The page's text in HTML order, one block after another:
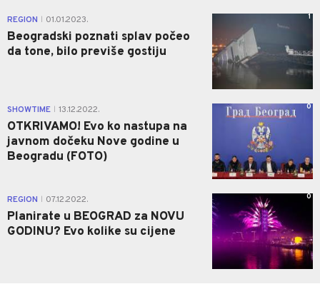
REGION 01.01.2023.
Beogradski poznati splav počeo
da tone, bilo previše gostiju
1
SHOWTIME 13.12.2022.
OTKRIVAMO! Evo ko nastupa na
javnom dočeku Nove godine u
Beogradu (FOTO)
0
REGION 07.12.2022.
Planirate u BEOGRAD za NOVU
GODINU? Evo kolike su cijene
0